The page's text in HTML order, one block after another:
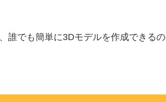
誰でも簡単に3Dモデルを作成できるの